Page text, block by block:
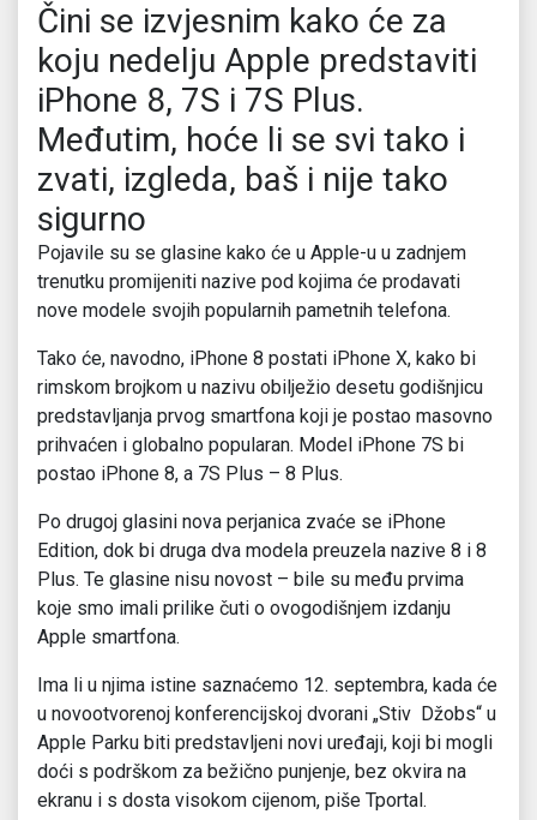
Čini se izvjesnim kako će za
koju nedelju Apple predstaviti
iPhone 8, 7S i 7S Plus.
Međutim, hoće li se svi tako i
zvati, izgleda, baš i nije tako
sigurno
Pojavile su se glasine kako će u Apple-u u zadnjem
trenutku promijeniti nazive pod kojima će prodavati
nove modele svojih popularnih pametnih telefona.
Tako će, navodno, iPhone 8 postati iPhone X, kako bi
rimskom brojkom u nazivu obilježio desetu godišnjicu
predstavljanja prvog smartfona koji je postao masovno
prihvaćen i globalno popularan. Model iPhone 7S bi
postao iPhone 8, a 7S Plus – 8 Plus.
Po drugoj glasini nova perjanica zvaće se iPhone
Edition, dok bi druga dva modela preuzela nazive 8 i 8
Plus. Te glasine nisu novost – bile su među prvima
koje smo imali prilike čuti o ovogodišnjem izdanju
Apple smartfona.
Ima li u njima istine saznaćemo 12. septembra, kada će
u novootvorenoj konferencijskoj dvorani „Stiv Džobs“ u
Apple Parku biti predstavljeni novi uređaji, koji bi mogli
doći s podrškom za bežično punjenje, bez okvira na
ekranu i s dosta visokom cijenom, piše Tportal.